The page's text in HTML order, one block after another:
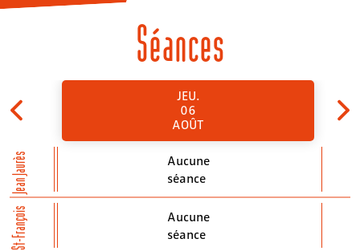
Séances
Jean Jaurès
St-François
JEU.
06
AOÛT
Aucune
séance
Aucune
séance